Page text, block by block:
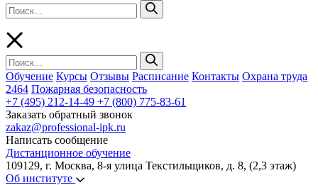
Обучение Курсы Отзывы Расписание Контакты Охрана труда
2464 Пожарная безопасность
+7 (495) 212-14-49 +7 (800) 775-83-61
Заказать обратный звонок
zakaz@professional-ipk.ru
Написать сообщение
Дистанционное обучение
109129, г. Москва, 8-я улица Текстильщиков, д. 8, (2,3 этаж)
Об институте